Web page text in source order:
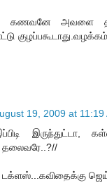
கணவனே அவளை
19, 2009 at 11:19
தலைவரே..?//
டக்ளஸ்...கவிதைக்கு